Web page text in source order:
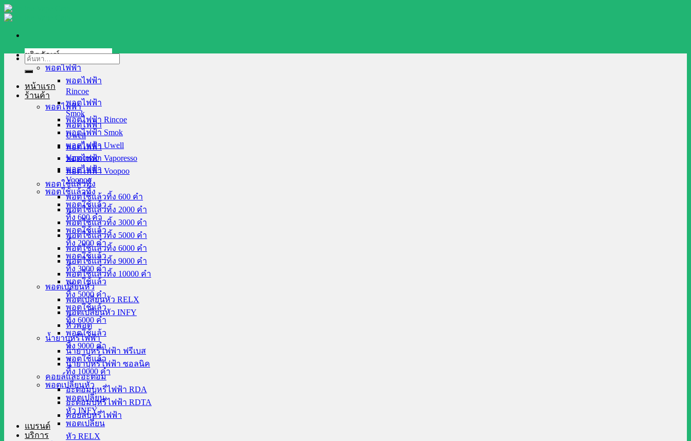
Skip
to
ผลิตภัณฑ์
พอตไฟฟ้า
พอตไฟฟ้า
Rincoe
พอตไฟฟ้า
Smok
พอตไฟฟ้า
Uwell
พอตไฟฟ้า
Vaporesso
พอตไฟฟ้า
Voopoo
พอตใช้แล้วทิ้ง
พอตใช้แล้ว
ทิ้ง 600 คำ
พอตใช้แล้ว
ทิ้ง 2000 คำ
พอตใช้แล้ว
ทิ้ง 3000 คำ
พอตใช้แล้ว
ทิ้ง 5000 คำ
พอตใช้แล้ว
ทิ้ง 6000 คำ
พอตใช้แล้ว
ทิ้ง 9000 คำ
พอตใช้แล้ว
ทิ้ง 10000 คำ
พอตเปลี่ยนหัว
พอตเปลี่ยน
หัว INFY
พอตเปลี่ยน
หัว RELX
ค้นหา:
หน้าแรก
ร้านค้า
พอตไฟฟ้า
พอตไฟฟ้า Rincoe
พอตไฟฟ้า Smok
พอตไฟฟ้า Uwell
พอตไฟฟ้า Vaporesso
พอตไฟฟ้า Voopoo
พอตใช้แล้วทิ้ง
พอตใช้แล้วทิ้ง 600 คำ
พอตใช้แล้วทิ้ง 2000 คำ
พอตใช้แล้วทิ้ง 3000 คำ
พอตใช้แล้วทิ้ง 5000 คำ
พอตใช้แล้วทิ้ง 6000 คำ
พอตใช้แล้วทิ้ง 9000 คำ
พอตใช้แล้วทิ้ง 10000 คำ
พอตเปลี่ยนหัว
พอตเปลี่ยนหัว RELX
พอตเปลี่ยนหัว INFY
หัวพอต
น้ำยาบุหรี่ไฟฟ้า
น้ำยาบุหรี่ไฟฟ้า ฟรีเบส
น้ำยาบุหรี่ไฟฟ้า ซอลนิค
คอยล์และอะตอม
อะตอมบุหรี่ไฟฟ้า RDA
อะตอมบุหรี่ไฟฟ้า RDTA
คอยล์บุหรี่ไฟฟ้า
แบรนด์
บริการ